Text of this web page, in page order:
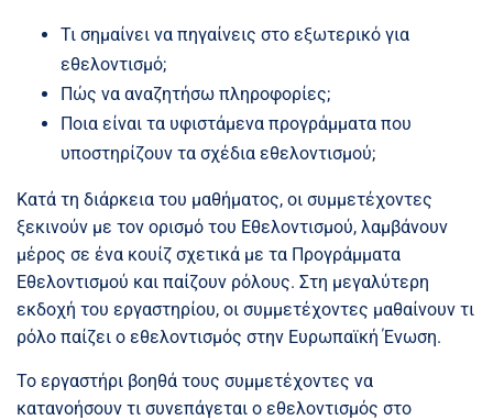
Τι σημαίνει να πηγαίνεις στο εξωτερικό για
εθελοντισμό;
Πώς να αναζητήσω πληροφορίες;
Ποια είναι τα υφιστάμενα προγράμματα που
υποστηρίζουν τα σχέδια εθελοντισμού;
Κατά τη διάρκεια του μαθήματος, οι συμμετέχοντες
ξεκινούν με τον ορισμό του Εθελοντισμού, λαμβάνουν
μέρος σε ένα κουίζ σχετικά με τα Προγράμματα
Εθελοντισμού και παίζουν ρόλους. Στη μεγαλύτερη
εκδοχή του εργαστηρίου, οι συμμετέχοντες μαθαίνουν τι
ρόλο παίζει ο εθελοντισμός στην Ευρωπαϊκή Ένωση.
Το εργαστήρι βοηθά τους συμμετέχοντες να
κατανοήσουν τι συνεπάγεται ο εθελοντισμός στο